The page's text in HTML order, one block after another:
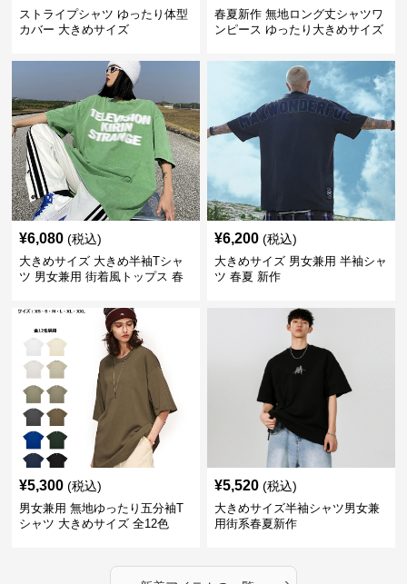
ストライプシャツ ゆったり体型
カバー 大きめサイズ
春夏新作 無地ロング丈シャツワ
ンピース ゆったり大きめサイズ
¥6,080 (税込)
大きめサイズ 大きめ半袖Tシャ
ツ 男女兼用 街着風トップス 春
¥6,200 (税込)
大きめサイズ 男女兼用 半袖シャ
ツ 春夏 新作
¥5,300 (税込)
男女兼用 無地ゆったり五分袖T
シャツ 大きめサイズ 全12色
¥5,520 (税込)
大きめサイズ半袖シャツ男女兼
用街系春夏新作